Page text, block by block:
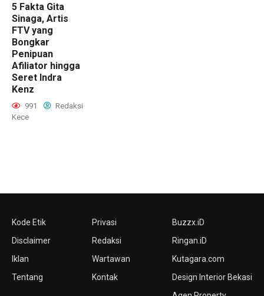
5 Fakta Gita
Sinaga, Artis
FTV yang
Bongkar
Penipuan
Afiliator hingga
Seret Indra
Kenz
991
Redaksi
Kece
Kode Etik
Disclaimer
Iklan
Tentang
Privasi
Redaksi
Wartawan
Kontak
Buzzx.iD
Ringan.iD
Kutagara.com
Design Interior Bekasi